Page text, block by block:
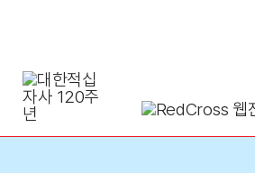
content